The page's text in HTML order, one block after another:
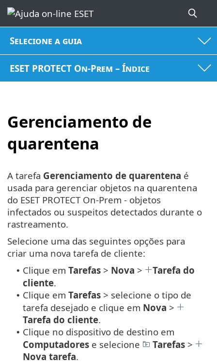
Selecione a guia
ESET PROTECT On-Prem – Índice
Gerenciamento de
quarentena
A tarefa Gerenciamento de quarentena é
usada para gerenciar objetos na quarentena
do ESET PROTECT On-Prem - objetos
infectados ou suspeitos detectados durante o
rastreamento.
Selecione uma das seguintes opções para
criar uma nova tarefa de cliente:
• Clique em Tarefas > Nova >
Tarefa do
cliente.
• Clique em Tarefas > selecione o tipo de
tarefa desejado e clique em Nova >
Tarefa do cliente.
• Clique no dispositivo de destino em
Computadores e selecione Tarefas >
Nova tarefa.